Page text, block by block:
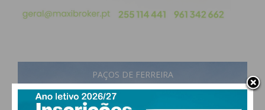
PAÇOS DE FERREIRA
°